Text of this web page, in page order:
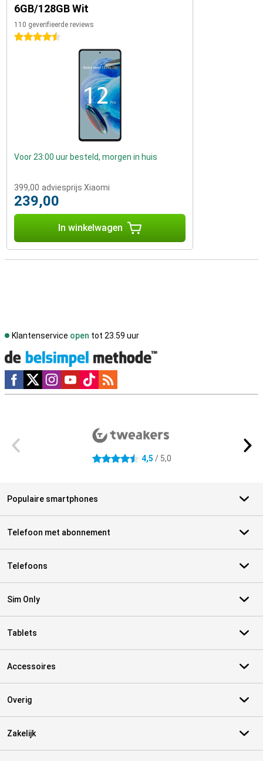
6GB/128GB Wit
110 geverifieerde reviews
4.5 sterren
Voor 23:00 uur besteld, morgen in huis
399,00 adviesprijs Xiaomi
239,00
In winkelwagen
Klantenservice open tot 23.59 uur
Social media
4.5 sterren 4,5 / 5,0
Populaire smartphones
Telefoon met abonnement
Telefoons
Sim Only
Tablets
Accessoires
Overig
Zakelijk